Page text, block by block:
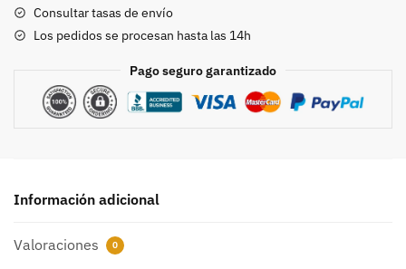
cantidad
Consultar tasas de envío
Los pedidos se procesan hasta las 14h
Pago seguro garantizado
Información adicional
Valoraciones 0